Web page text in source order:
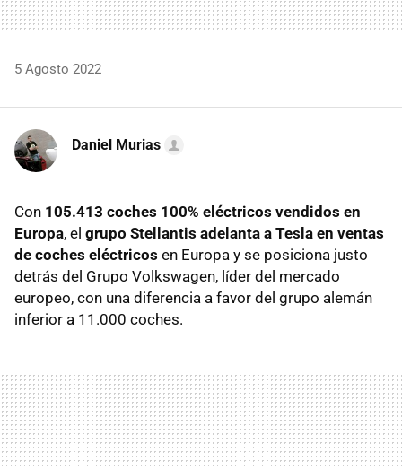
5 Agosto 2022
Daniel Murias
Con 105.413 coches 100% eléctricos vendidos en
Europa, el grupo Stellantis adelanta a Tesla en ventas
de coches eléctricos en Europa y se posiciona justo
detrás del Grupo Volkswagen, líder del mercado
europeo, con una diferencia a favor del grupo alemán
inferior a 11.000 coches.